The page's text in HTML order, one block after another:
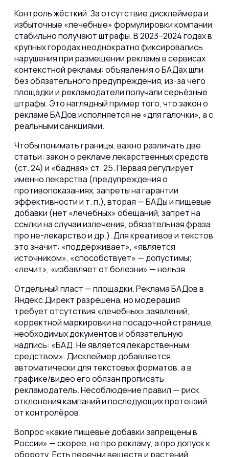
Контроль жёсткий. За отсутствие дисклеймера и
избыточные «лечебные» формулировки компании
стабильно получают штрафы. В 2023–2024 годах в
крупных городах неоднократно фиксировались
нарушения при размещении рекламы в сервисах
контекстной рекламы: объявления о БАДах шли
без обязательного предупреждения, из-за чего
площадки и рекламодатели получали серьёзные
штрафы. Это наглядный пример того, что закон о
рекламе БАДов исполняется не «для галочки», а с
реальными санкциями.
Чтобы понимать границы, важно различать две
статьи: закон о рекламе лекарственных средств
(ст. 24) и «бадная» ст. 25. Первая регулирует
именно лекарства (предупреждения о
противопоказаниях, запреты на гарантии
эффективности и т. п.), вторая — БАДы и пищевые
добавки (нет «лечебных» обещаний, запрет на
ссылки на случаи излечения, обязательная фраза
про не-лекарство и др.). Для креативов и текстов
это значит: «поддерживает», «является
источником», «способствует» — допустимы;
«лечит», «избавляет от болезни» — нельзя.
Отдельный пласт — площадки. Реклама БАДов в
Яндекс.Директ разрешена, но модерация
требует отсутствия «лечебных» заявлений,
корректной маркировки на посадочной странице,
необходимых документов и обязательную
надпись: «БАД. Не является лекарственным
средством». Дисклеймер добавляется
автоматически для текстовых форматов, а в
графике/видео его обязан прописать
рекламодатель. Несоблюдение правил — риск
отклонения кампаний и последующих претензий
от контролёров.
Вопрос «какие пищевые добавки запрещены в
России» — скорее, не про рекламу, а про допуск к
обороту. Есть перечни веществ и растений,